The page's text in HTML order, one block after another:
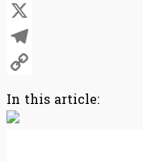
Facebook
X
Telegram
Link
In this article: